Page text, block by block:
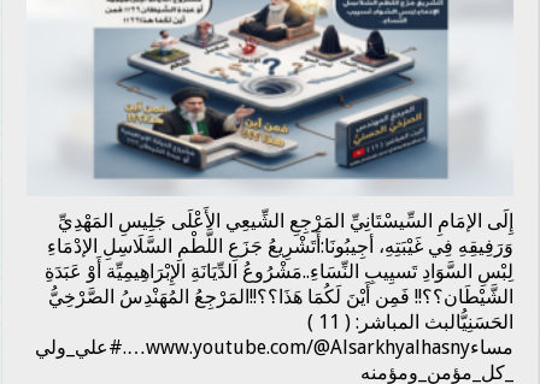
إِلَى الإمَامِ السِّيسْتَانِيِّ المَرْجِعِ الشِّيعِي الأَعْلَى جَلِيسِ المَهْدِيِّ
وَرَفِيقِهِ فِي غَيْبَتِهِ، أجِيبُونَا:أَتَشْرِيعُ جَزَعِ اللَّطْمِ السَّلَاسِلِ الإدْمَاءِ
لِبْسِ السَّوَادِ تَسيِيبِ النِّسَاءِ..مَشْرُوعُ الدِّيَانَةِ الإِبْرَاهِيمِيِّة أَوْ عَبَدَةِ
الشَّيْطَان؟؟!! فَمِن أَيْنَ لَكُمَا هَذَا؟؟!!المَرْجِعُ المُهَنْدِسُ الصَّرْخِيُّ
الحَسَنِيُّالبث المباشر: ( 11 )
مساءwww.youtube.com/@Alsarkhyalhasny….#علي_ولي
_كل_مؤمن_ومؤمنه